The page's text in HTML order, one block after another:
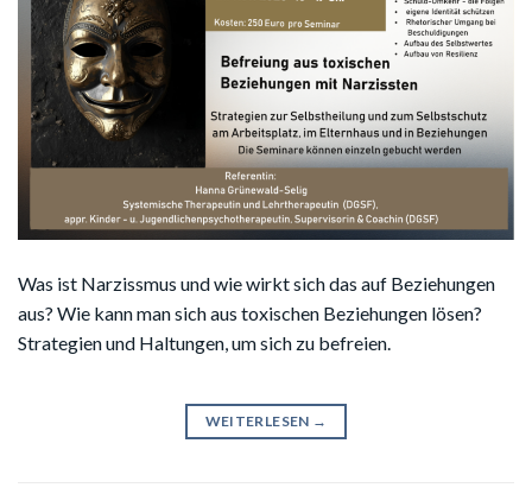
Was ist Narzissmus und wie wirkt sich das auf Beziehungen
aus? Wie kann man sich aus toxischen Beziehungen lösen?
Strategien und Haltungen, um sich zu befreien.
WEITERLESEN →